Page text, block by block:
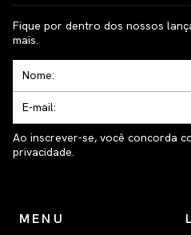
Fique por dentro dos nossos
mais.
Ao inscrever-se, você concorda
privacidade.
MENU